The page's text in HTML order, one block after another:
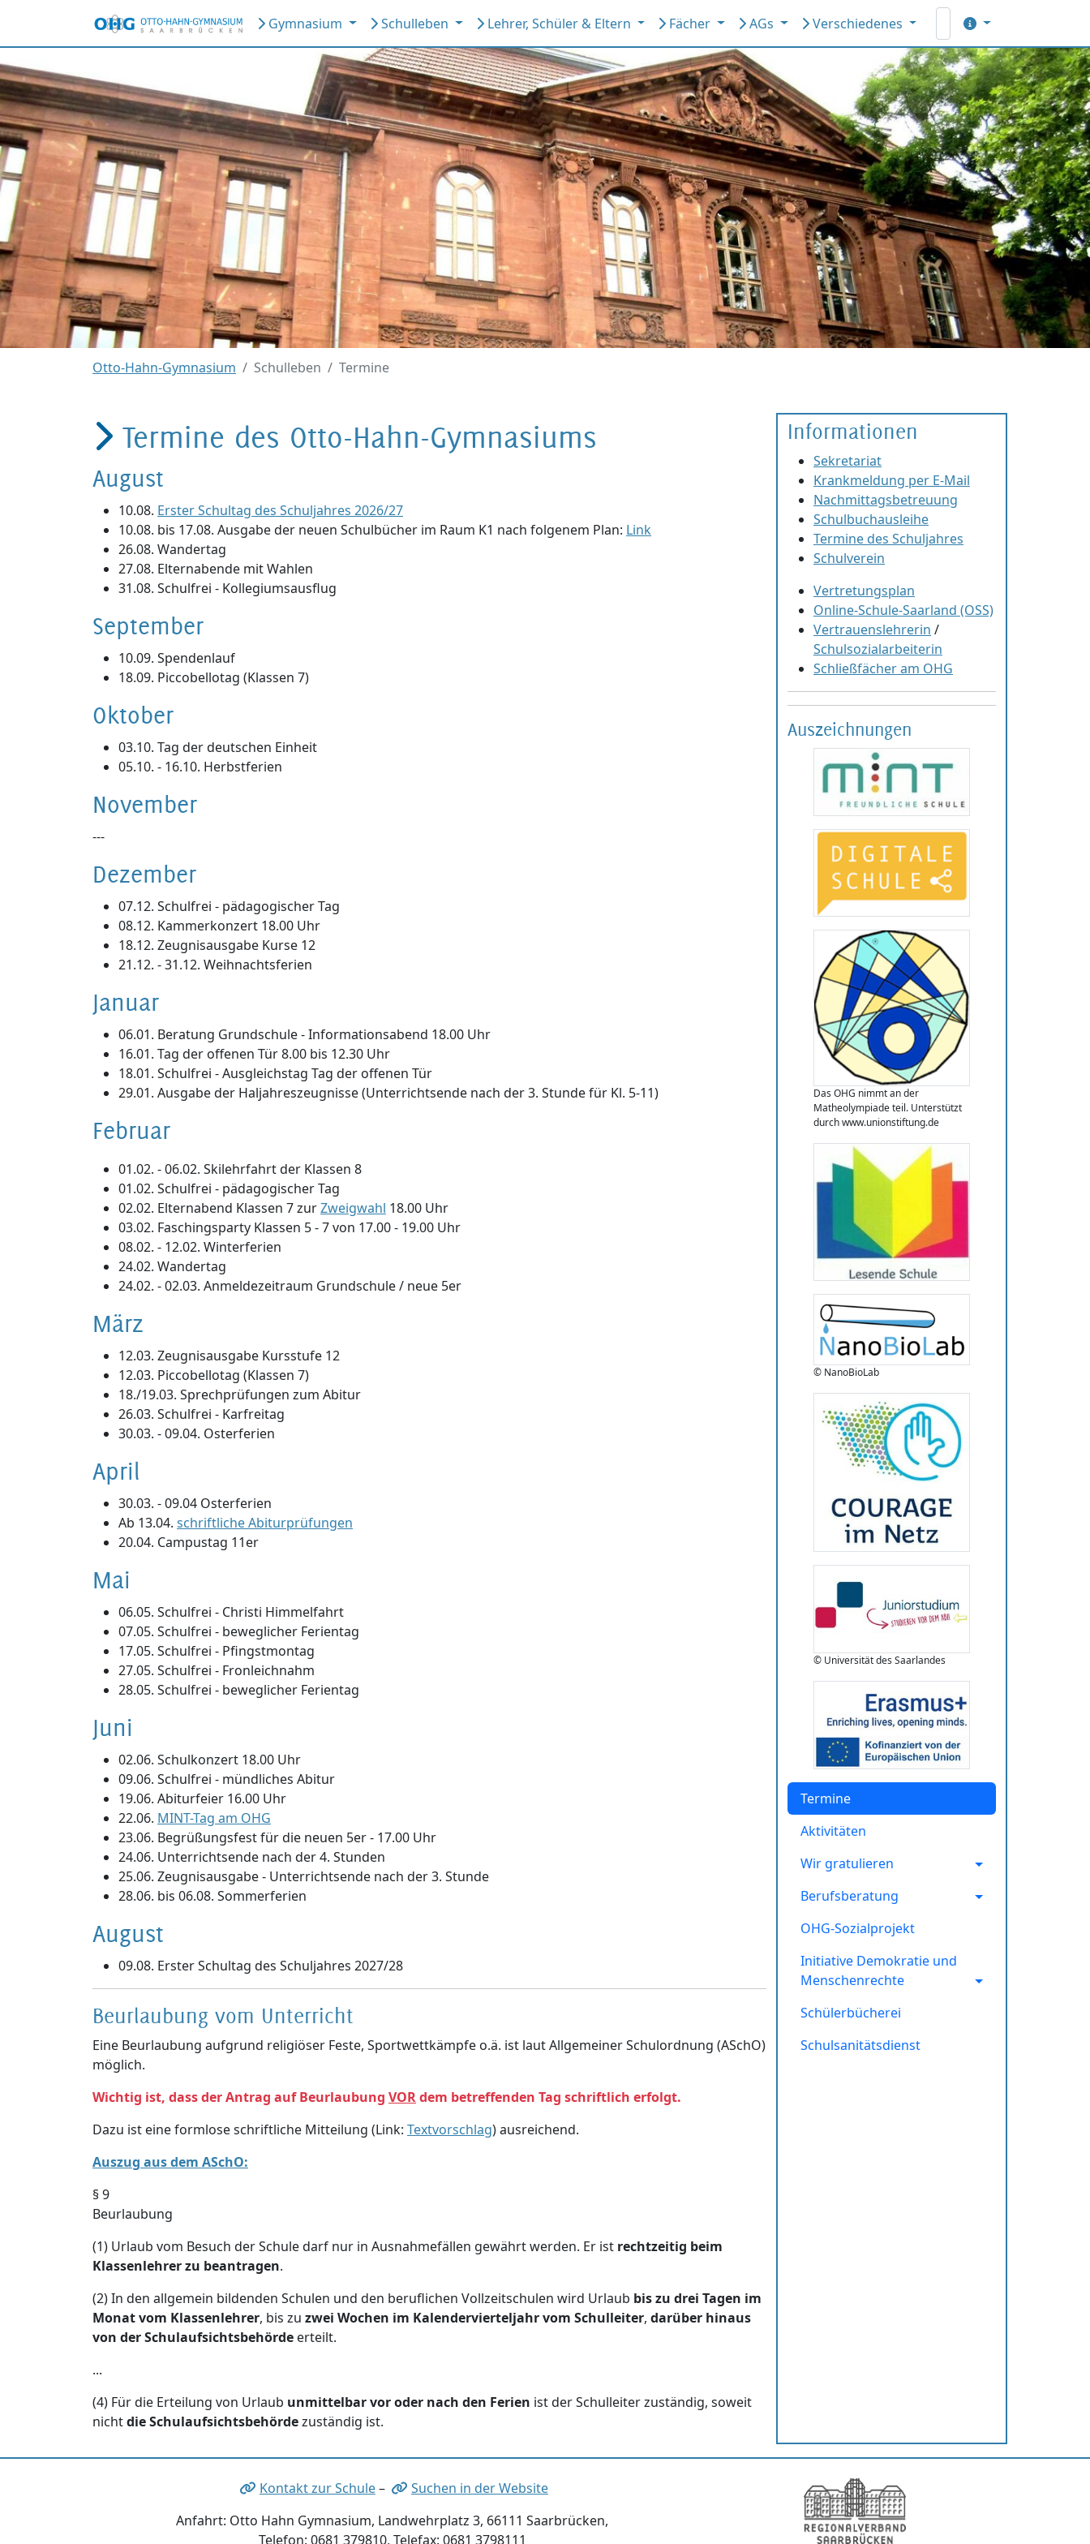
Gymnasium Schulleben Lehrer, Schüler & Eltern Fächer AGs Verschiedenes
Otto-Hahn-Gymnasium Schulleben Termine
Termine des Otto-Hahn-Gymnasiums
August
10.08. Erster Schultag des Schuljahres 2026/27
10.08. bis 17.08. Ausgabe der neuen Schulbücher im Raum K1 nach folgenem Plan: Link
26.08. Wandertag
27.08. Elternabende mit Wahlen
31.08. Schulfrei - Kollegiumsausflug
September
10.09. Spendenlauf
18.09. Piccobellotag (Klassen 7)
Oktober
03.10. Tag der deutschen Einheit
05.10. - 16.10. Herbstferien
November
---
Dezember
07.12. Schulfrei - pädagogischer Tag
08.12. Kammerkonzert 18.00 Uhr
18.12. Zeugnisausgabe Kurse 12
21.12. - 31.12. Weihnachtsferien
Januar
06.01. Beratung Grundschule - Informationsabend 18.00 Uhr
16.01. Tag der offenen Tür 8.00 bis 12.30 Uhr
18.01. Schulfrei - Ausgleichstag Tag der offenen Tür
29.01. Ausgabe der Haljahreszeugnisse (Unterrichtsende nach der 3. Stunde für Kl. 5-11)
Februar
01.02. - 06.02. Skilehrfahrt der Klassen 8
01.02. Schulfrei - pädagogischer Tag
02.02. Elternabend Klassen 7 zurZweigwahl 18.00 Uhr
03.02. Faschingsparty Klassen 5 - 7 von 17.00 - 19.00 Uhr
08.02. - 12.02. Winterferien
24.02. Wandertag
24.02. - 02.03. Anmeldezeitraum Grundschule / neue 5er
März
12.03. Zeugnisausgabe Kursstufe 12
12.03. Piccobellotag (Klassen 7)
18./19.03. Sprechprüfungen zum Abitur
26.03. Schulfrei - Karfreitag
30.03. - 09.04. Osterferien
April
30.03. - 09.04 Osterferien
Ab 13.04. schriftliche Abiturprüfungen
20.04. Campustag 11er
Mai
06.05. Schulfrei - Christi Himmelfahrt
07.05. Schulfrei - beweglicher Ferientag
17.05. Schulfrei - Pfingstmontag
27.05. Schulfrei - Fronleichnahm
28.05. Schulfrei - beweglicher Ferientag
Juni
02.06. Schulkonzert 18.00 Uhr
09.06. Schulfrei - mündliches Abitur
19.06. Abiturfeier 16.00 Uhr
22.06. MINT-Tag am OHG
23.06. Begrüßungsfest für die neuen 5er - 17.00 Uhr
24.06. Unterrichtsende nach der 4. Stunden
25.06. Zeugnisausgabe - Unterrichtsende nach der 3. Stunde
28.06. bis 06.08. Sommerferien
August
09.08. Erster Schultag des Schuljahres 2027/28
Beurlaubung vom Unterricht
Eine Beurlaubung aufgrund religiöser Feste, Sportwettkämpfe o.ä. ist laut Allgemeiner Schulordnung (ASchO)
möglich.
Wichtig ist, dass der Antrag auf Beurlaubung VORdem betreffenden Tag schriftlich erfolgt.
Dazu ist eine formlose schriftliche Mitteilung (Link: Textvorschlag) ausreichend.
Auszug aus dem ASchO:
§ 9
Beurlaubung
(1) Urlaub vom Besuch der Schule darf nur in Ausnahmefällen gewährt werden. Er ist rechtzeitig beim
Klassenlehrer zu beantragen.
(2) In den allgemein bildenden Schulen und den beruflichen Vollzeitschulen wird Urlaub bis zu drei Tagen im
Monat vom Klassenlehrer, bis zu zwei Wochen im Kalendervierteljahr vom Schulleiter, darüber hinaus
von der Schulaufsichtsbehörde erteilt.
...
(4) Für die Erteilung von Urlaub unmittelbar vor oder nach den Ferien ist der Schulleiter zuständig, soweit
nichtdie Schulaufsichtsbehördezuständig ist.
Informationen
Sekretariat
Krankmeldung per E-Mail
Nachmittagsbetreuung
Schulbuchausleihe
Termine des Schuljahres
Schulverein
Vertretungsplan
Online-Schule-Saarland (OSS)
Vertrauenslehrerin /
Schulsozialarbeiterin
Schließfächer am OHG
Auszeichnungen
Das OHG nimmt an der
Matheolympiade teil. Unterstützt
durch www.unionstiftung.de
© NanoBioLab
© Universität des Saarlandes
Termine
Aktivitäten
Wir gratulieren
Berufsberatung
OHG-Sozialprojekt
Initiative Demokratie und
Menschenrechte
Schülerbücherei
Schulsanitätsdienst
Kontakt zur Schule–
Suchen in der Website
Anfahrt: Otto Hahn Gymnasium, Landwehrplatz 3, 66111 Saarbrücken,
Telefon: 0681 379810, Telefax: 0681 3798111